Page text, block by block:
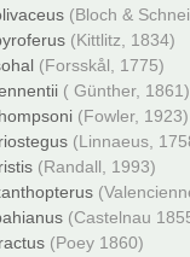
(Bloch &
(Kittlitz, 1834)
(Forsskål, 1775)
( Günther, 1861)
(Fowler, 1923)
(Linnaeus,
(Randall, 1993)
(Castelnau
(Poey 1860)